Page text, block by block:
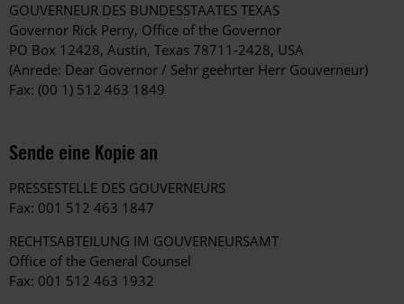
GOUVERNEUR DES BUNDESSTAATES TEXAS
Governor Rick Perry, Office of the Governor
PO Box 12428, Austin, Texas 78711-2428, USA
(Anrede: Dear Governor / Sehr geehrter Herr Gouverneur)
Fax: (00 1) 512 463 1849
Sende eine Kopie an
PRESSESTELLE DES GOUVERNEURS
Fax: 001 512 463 1847
RECHTSABTEILUNG IM GOUVERNEURSAMT
Office of the General Counsel
Fax: 001 512 463 1932